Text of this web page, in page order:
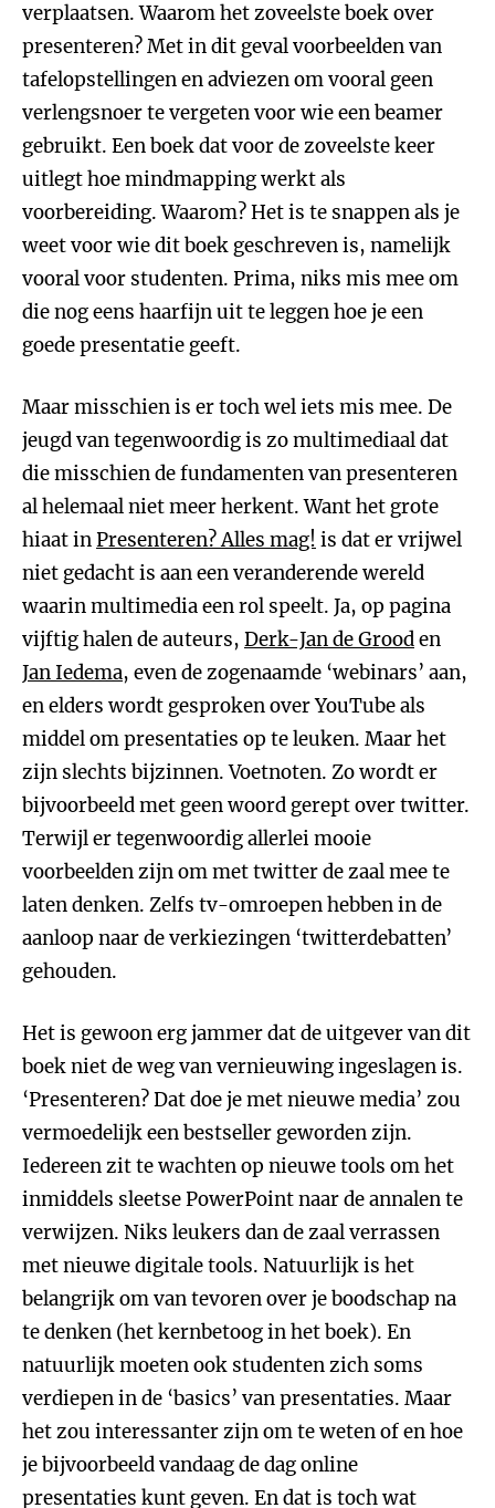
verplaatsen. Waarom het zoveelste boek over
presenteren? Met in dit geval voorbeelden van
tafelopstellingen en adviezen om vooral geen
verlengsnoer te vergeten voor wie een beamer
gebruikt. Een boek dat voor de zoveelste keer
uitlegt hoe mindmapping werkt als
voorbereiding. Waarom? Het is te snappen als je
weet voor wie dit boek geschreven is, namelijk
vooral voor studenten. Prima, niks mis mee om
die nog eens haarfijn uit te leggen hoe je een
goede presentatie geeft.
Maar misschien is er toch wel iets mis mee. De
jeugd van tegenwoordig is zo multimediaal dat
die misschien de fundamenten van presenteren
al helemaal niet meer herkent. Want het grote
hiaat inPresenteren? Alles mag! is dat er vrijwel
niet gedacht is aan een veranderende wereld
waarin multimedia een rol speelt. Ja, op pagina
vijftig halen de auteurs, Derk-Jan de Grooden
Jan Iedema, even de zogenaamde ‘webinars’ aan,
en elders wordt gesproken over YouTube als
middel om presentaties op te leuken. Maar het
zijn slechts bijzinnen. Voetnoten. Zo wordt er
bijvoorbeeld met geen woord gerept over twitter.
Terwijl er tegenwoordig allerlei mooie
voorbeelden zijn om met twitter de zaal mee te
laten denken. Zelfs tv-omroepen hebben in de
aanloop naar de verkiezingen ‘twitterdebatten’
gehouden.
Het is gewoon erg jammer dat de uitgever van dit
boek niet de weg van vernieuwing ingeslagen is.
‘Presenteren? Dat doe je met nieuwe media’ zou
vermoedelijk een bestseller geworden zijn.
Iedereen zit te wachten op nieuwe tools om het
inmiddels sleetse PowerPoint naar de annalen te
verwijzen. Niks leukers dan de zaal verrassen
met nieuwe digitale tools. Natuurlijk is het
belangrijk om van tevoren over je boodschap na
te denken (het kernbetoog in het boek). En
natuurlijk moeten ook studenten zich soms
verdiepen in de ‘basics’ van presentaties. Maar
het zou interessanter zijn om te weten of en hoe
je bijvoorbeeld vandaag de dag online
presentaties kunt geven. En dat is toch wat